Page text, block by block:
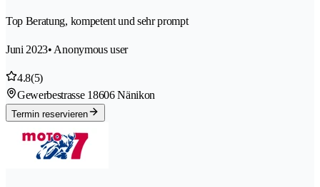
Top Beratung, kompetent und sehr prompt
Juni 2023• Anonymous user
4.8(5)
Gewerbestrasse 18606 Nänikon
Termin reservieren